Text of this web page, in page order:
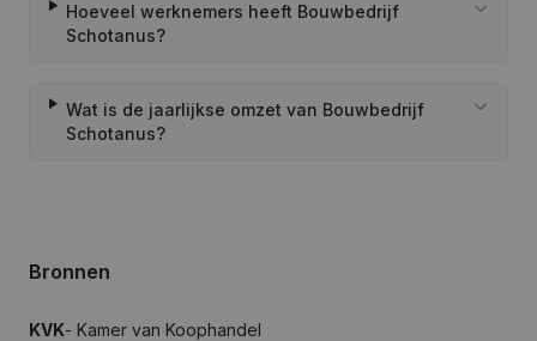
Hoeveel werknemers heeft Bouwbedrijf
Schotanus?
Wat is de jaarlijkse omzet van Bouwbedrijf
Schotanus?
Bronnen
KVK- Kamer van Koophandel